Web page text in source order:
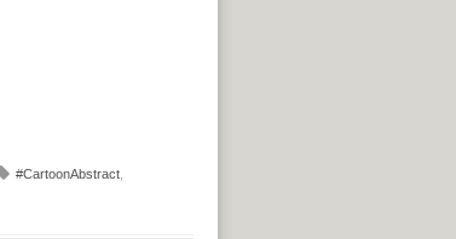
#CartoonAbstract,